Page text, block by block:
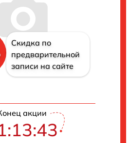
Скидка по
предварительной
записи на сайте
акции